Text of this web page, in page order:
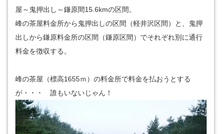
屋～鬼押出し～鎌原間15.6kmの区間。
峰の茶屋料金所から鬼押出しの区間（軽井沢区間）と、鬼押
出しから鎌原料金所の区間（鎌原区間）でそれぞれ別に通行
料金を徴収する。
峰の茶屋（標高1655ｍ）の料金所で料金を払おうとする
が・・・ 誰もいないじゃん！